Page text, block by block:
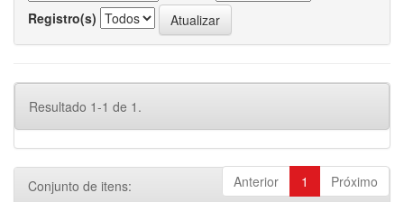
Registro(s)
Resultado 1-1 de 1.
Anterior 1 Próximo
Conjunto de itens: